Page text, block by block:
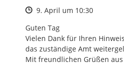
Zeitpunkt des Erstellens
9. April um 10:30
Guten Tag
Vielen Dank für Ihren
das zuständige Amt
Mit freundlichen Grüßen